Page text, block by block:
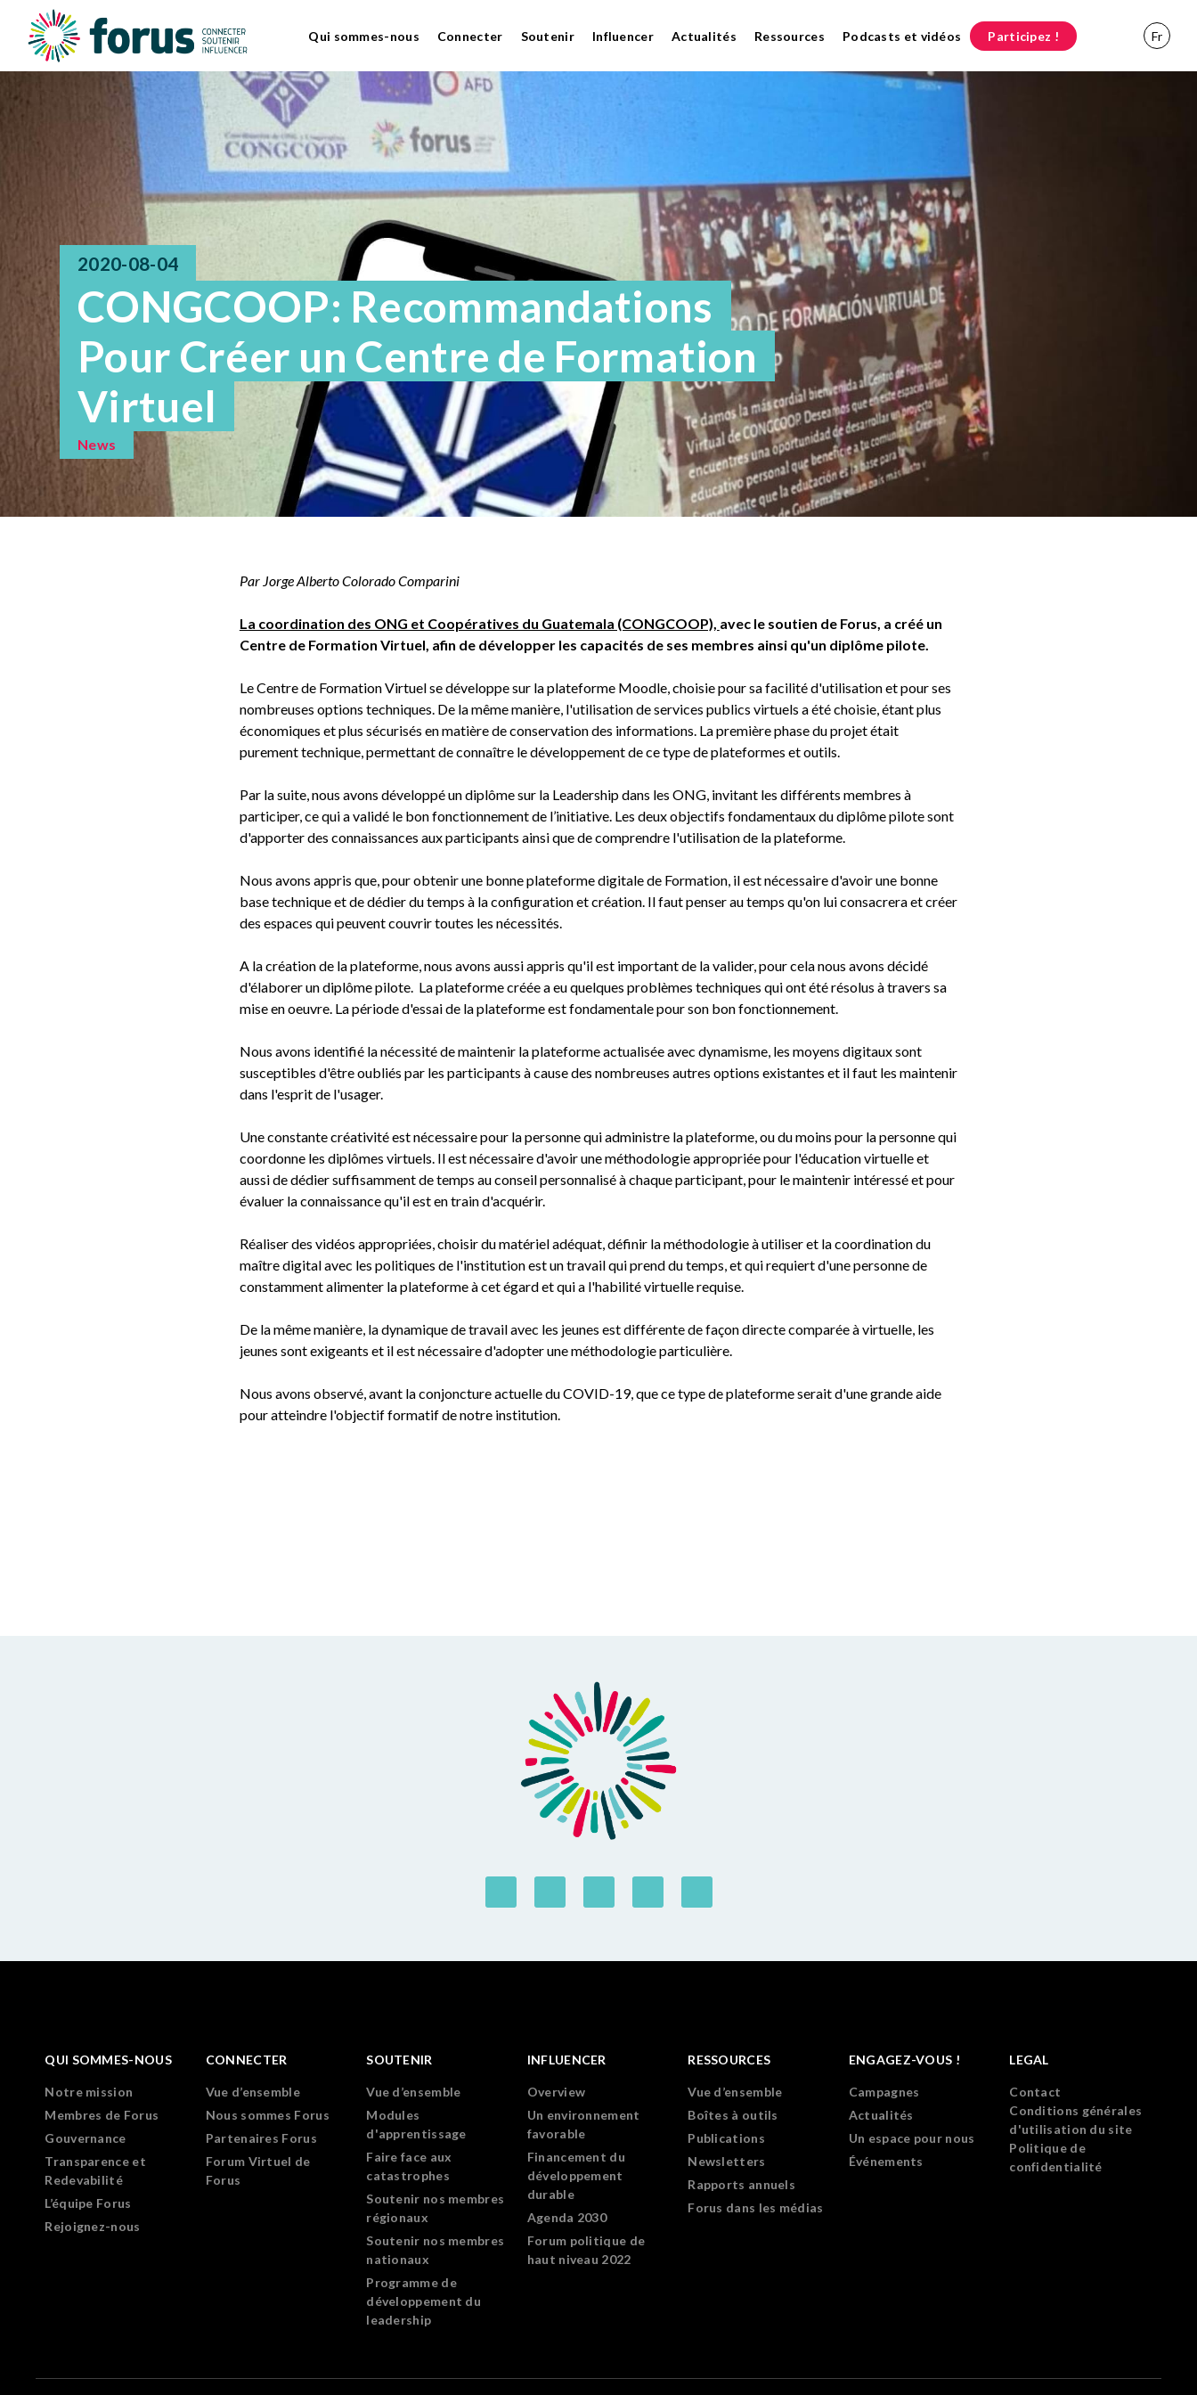
Qui sommes-nous Connecter Soutenir Influencer Actualités Ressources Podcasts et vidéos Participez ! Fr
2020-08-04
CONGCOOP: Recommandations
Pour Créer un Centre de Formation
Virtuel
News
Par Jorge Alberto Colorado Comparini
La coordination des ONG et Coopératives du Guatemala (CONGCOOP), avec le soutien de Forus, a créé un
Centre de Formation Virtuel, afin de développer les capacités de ses membres ainsi qu'un diplôme pilote.
Le Centre de Formation Virtuel se développe sur la plateforme Moodle, choisie pour sa facilité d'utilisation et pour ses
nombreuses options techniques. De la même manière, l'utilisation de services publics virtuels a été choisie, étant plus
économiques et plus sécurisés en matière de conservation des informations. La première phase du projet était
purement technique, permettant de connaître le développement de ce type de plateformes et outils.
Par la suite, nous avons développé un diplôme sur la Leadership dans les ONG, invitant les différents membres à
participer, ce qui a validé le bon fonctionnement de l’initiative. Les deux objectifs fondamentaux du diplôme pilote sont
d'apporter des connaissances aux participants ainsi que de comprendre l'utilisation de la plateforme.
Nous avons appris que, pour obtenir une bonne plateforme digitale de Formation, il est nécessaire d'avoir une bonne
base technique et de dédier du temps à la configuration et création. Il faut penser au temps qu'on lui consacrera et créer
des espaces qui peuvent couvrir toutes les nécessités.
A la création de la plateforme, nous avons aussi appris qu'il est important de la valider, pour cela nous avons décidé
d'élaborer un diplôme pilote. La plateforme créée a eu quelques problèmes techniques qui ont été résolus à travers sa
mise en oeuvre. La période d'essai de la plateforme est fondamentale pour son bon fonctionnement.
Nous avons identifié la nécessité de maintenir la plateforme actualisée avec dynamisme, les moyens digitaux sont
susceptibles d'être oubliés par les participants à cause des nombreuses autres options existantes et il faut les maintenir
dans l'esprit de l'usager.
Une constante créativité est nécessaire pour la personne qui administre la plateforme, ou du moins pour la personne qui
coordonne les diplômes virtuels. Il est nécessaire d'avoir une méthodologie appropriée pour l'éducation virtuelle et
aussi de dédier suffisamment de temps au conseil personnalisé à chaque participant, pour le maintenir intéressé et pour
évaluer la connaissance qu'il est en train d'acquérir.
Réaliser des vidéos appropriées, choisir du matériel adéquat, définir la méthodologie à utiliser et la coordination du
maître digital avec les politiques de l'institution est un travail qui prend du temps, et qui requiert d'une personne de
constamment alimenter la plateforme à cet égard et qui a l'habilité virtuelle requise.
De la même manière, la dynamique de travail avec les jeunes est différente de façon directe comparée à virtuelle, les
jeunes sont exigeants et il est nécessaire d'adopter une méthodologie particulière.
Nous avons observé, avant la conjoncture actuelle du COVID-19, que ce type de plateforme serait d'une grande aide
pour atteindre l'objectif formatif de notre institution.
QUI SOMMES-NOUS
Notre mission
Membres de Forus
Gouvernance
Transparence et
Redevabilité
L’équipe Forus
Rejoignez-nous
CONNECTER
Vue d’ensemble
Nous sommes Forus
Partenaires Forus
Forum Virtuel de
Forus
SOUTENIR
Vue d’ensemble
Modules
d'apprentissage
Faire face aux
catastrophes
Soutenir nos membres
régionaux
Soutenir nos membres
nationaux
Programme de
développement du
leadership
INFLUENCER
Overview
Un environnement
favorable
Financement du
développement
durable
Agenda 2030
Forum politique de
haut niveau 2022
RESSOURCES
Vue d’ensemble
Boîtes à outils
Publications
Newsletters
Rapports annuels
Forus dans les médias
ENGAGEZ-VOUS !
Campagnes
Actualités
Un espace pour nous
Événements
LEGAL
Contact
Conditions générales
d'utilisation du site
Politique de
confidentialité